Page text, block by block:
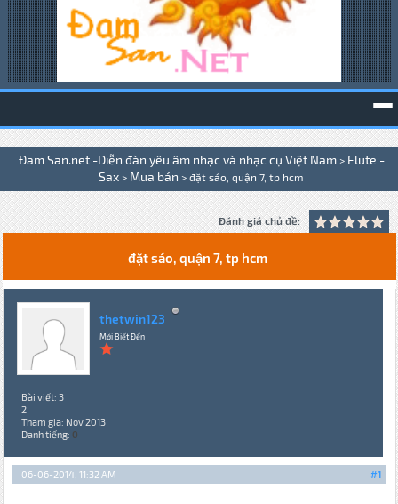
Đam San.net -Diễn đàn yêu âm nhạc và nhạc cụ Việt Nam > Flute -
Sax > Mua bán > đặt sáo, quận 7, tp hcm
Đánh giá chủ đề:
đặt sáo, quận 7, tp hcm
thetwin123
Mới Biết Đến
Bài viết: 3
2
Tham gia: Nov 2013
Danh tiếng: 0
#1
06-06-2014, 11:32 AM